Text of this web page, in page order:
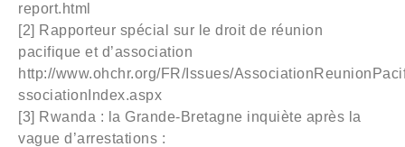
report.html
[2] Rapporteur spécial sur le droit de réunion
pacifique et d’association
http://www.ohchr.org/FR/Issues/
ssociationIndex.aspx
[3] Rwanda : la Grande-Bretagne inquiète après la
vague d’arrestations :